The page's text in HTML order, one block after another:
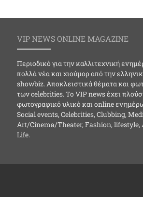
VIP NEWS ONLINE MAGAZINE
Περιοδικό για την καλλιτεχνική
πολλά νέα και χιούμορ από την
showbiz. Αποκλειστικά θέματα και
των celebrities. Το VIP news έχει
φωτογραφικό υλικό και online
Social events, Celebrities, Clubbing,
Art/Cinema/Theater, Fashion, lifestyle,
Life.